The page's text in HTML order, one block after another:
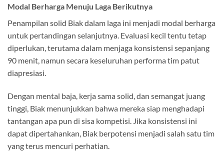
Modal Berharga Menuju Laga Berikutnya
Penampilan solid Biak dalam laga ini menjadi modal berharga
untuk pertandingan selanjutnya. Evaluasi kecil tentu tetap
diperlukan, terutama dalam menjaga konsistensi sepanjang
90 menit, namun secara keseluruhan performa tim patut
diapresiasi.
Dengan mental baja, kerja sama solid, dan semangat juang
tinggi, Biak menunjukkan bahwa mereka siap menghadapi
tantangan apa pun di sisa kompetisi. Jika konsistensi ini
dapat dipertahankan, Biak berpotensi menjadi salah satu tim
yang terus mencuri perhatian.